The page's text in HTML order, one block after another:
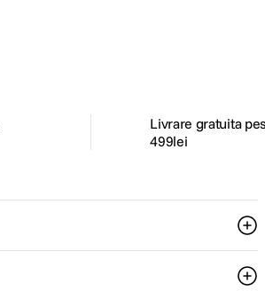
Livrare gratuita
499lei